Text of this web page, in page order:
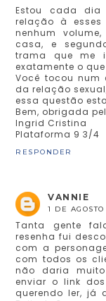
Estou cada dia
relação à
nenhum
casa, e
trama que me
exatamente o
Você tocou
da relação
essa questão
Bem, obrigada
Ingrid Cristina
Plataforma 9 3/4
RESPONDER
VANNIE
1 DE
Tanta gente
resenha fui
com a
com todos os
não daria
enviar o link
querendo ler, já